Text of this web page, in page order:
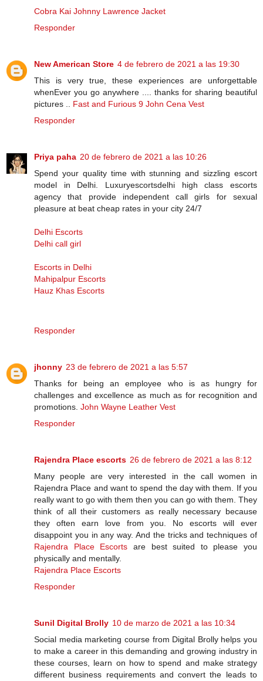
Cobra Kai Johnny Lawrence Jacket
Responder
New American Store 4 de febrero de 2021 a las 19:30
This is very true, these experiences are unforgettable
whenEver you go anywhere .... thanks for sharing beautiful
pictures .. Fast and Furious 9 John Cena Vest
Responder
Priya paha 20 de febrero de 2021 a las 10:26
Spend your quality time with stunning and sizzling escort
model in Delhi. Luxuryescortsdelhi high class escorts
agency that provide independent call girls for sexual
pleasure at beat cheap rates in your city 24/7
Delhi Escorts
Delhi call girl
Escorts in Delhi
Mahipalpur Escorts
Hauz Khas Escorts
Responder
jhonny 23 de febrero de 2021 a las 5:57
Thanks for being an employee who is as hungry for
challenges and excellence as much as for recognition and
promotions. John Wayne Leather Vest
Responder
Rajendra Place escorts 26 de febrero de 2021 a las 8:12
Many people are very interested in the call women in
Rajendra Place and want to spend the day with them. If you
really want to go with them then you can go with them. They
think of all their customers as really necessary because
they often earn love from you. No escorts will ever
disappoint you in any way. And the tricks and techniques of
Rajendra Place Escorts are best suited to please you
physically and mentally.
Rajendra Place Escorts
Responder
Sunil Digital Brolly 10 de marzo de 2021 a las 10:34
Social media marketing course from Digital Brolly helps you
to make a career in this demanding and growing industry in
these courses, learn on how to spend and make strategy
different business requirements and convert the leads to